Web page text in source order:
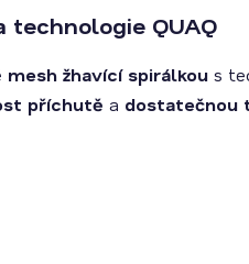
technologie QUAQ
mesh žhavící spirálkou s
příchutě a dostatečnou